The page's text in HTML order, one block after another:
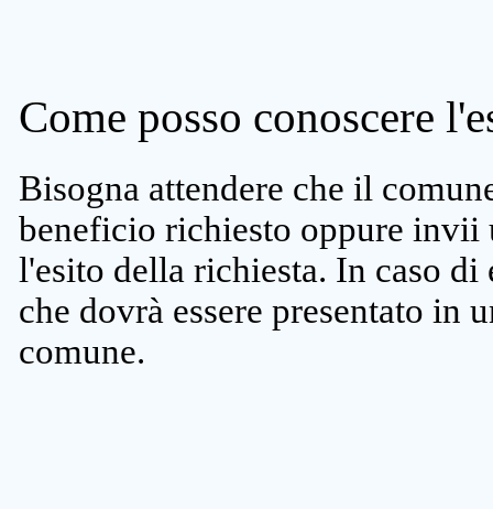
Come posso conoscere
Bisogna attendere che il
beneficio richiesto oppure invii
l'esito della richiesta. In caso
che dovrà essere presentato in
comune.